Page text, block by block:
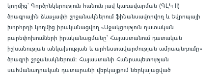
կողմից՝ Գործընկերություն հանուն լավ կառավարման (ԳԼԿ II)
ծրագրային ձևաչափի շրջանակներում ֆինանսավորվող և Եվրոպայի
խորհրդի կողմից իրականացվող «Աջակցություն դատական
բարեփոխումների իրականացմանը` Հայաստանում դատական
իշխանության անկախության և արհեստավարժության ամրապնդումը»
ծրագրի շրջանակներում: Հայաստանի Հանրապետության
սահմանադրական դատարանի վեբկայքում ներկայացված